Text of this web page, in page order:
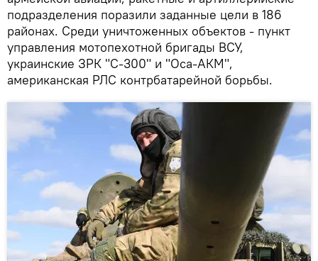
подразделения поразили заданные цели в 186
районах. Среди уничтоженных объектов - пункт
управления мотопехотной бригады ВСУ,
украинские ЗРК "С-300" и "Оса-АКМ",
американская РЛС контрбатарейной борьбы.